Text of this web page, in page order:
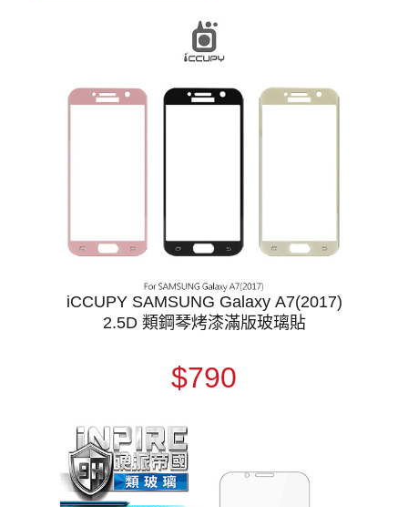
iCCUPY SAMSUNG Galaxy A7(2017)
2.5D 類鋼琴烤漆滿版玻璃貼
$790